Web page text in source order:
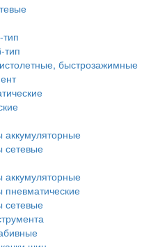
тип
быстрозажимные
аккумуляторные
сетевые
аккумуляторные
пневматические
сетевые